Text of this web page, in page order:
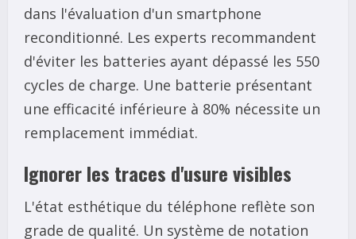
dans l'évaluation d'un smartphone
reconditionné. Les experts recommandent
d'éviter les batteries ayant dépassé les 550
cycles de charge. Une batterie présentant
une efficacité inférieure à 80% nécessite un
remplacement immédiat.
Ignorer les traces d'usure visibles
L'état esthétique du téléphone reflète son
grade de qualité. Un système de notation